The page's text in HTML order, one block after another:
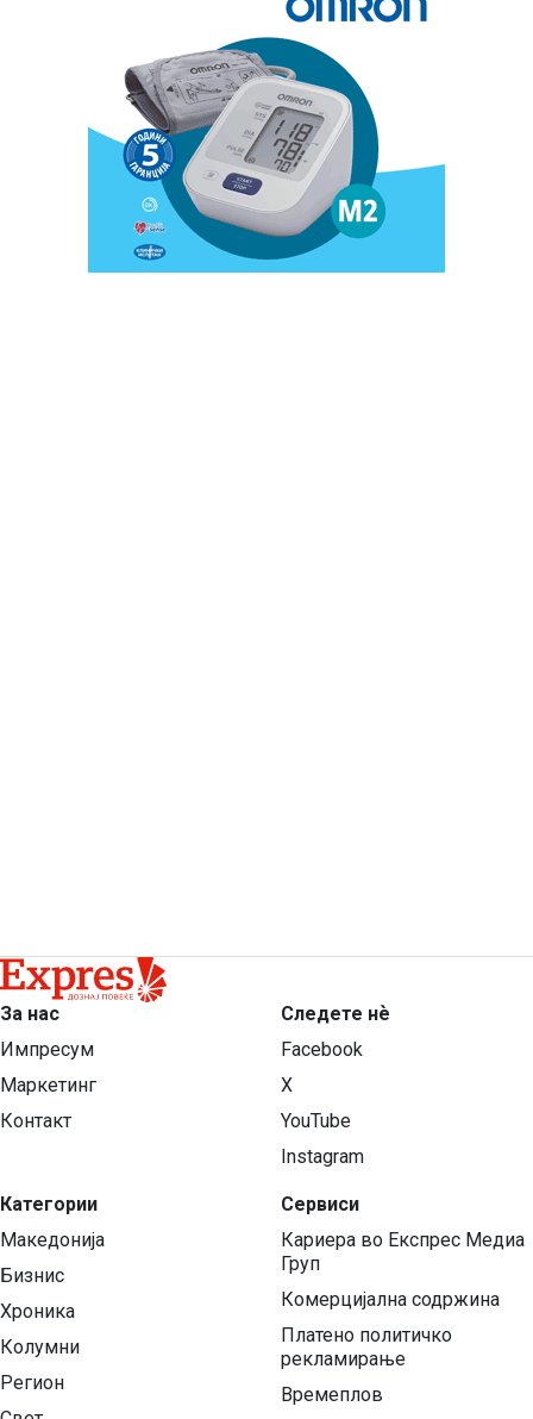
За нас
Импресум
Маркетинг
Контакт
Категории
Македонија
Бизнис
Хроника
Колумни
Регион
Следете нѐ
Facebook
X
YouTube
Instagram
Сервиси
Кариера во Експрес Медиа
Груп
Комерцијална содржина
Платено политичко
рекламирање
Времеплов